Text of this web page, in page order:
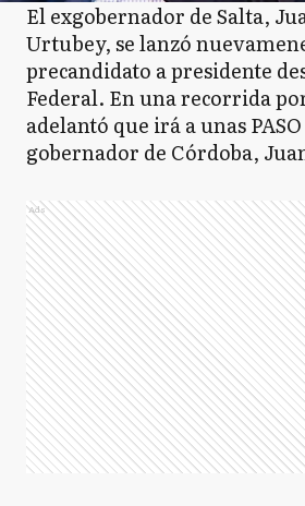
El exgobernador de Salta,
Urtubey, se lanzó
precandidato a presidente
Federal. En una recorrida
adelantó que irá a unas
gobernador de Córdoba,
Ads